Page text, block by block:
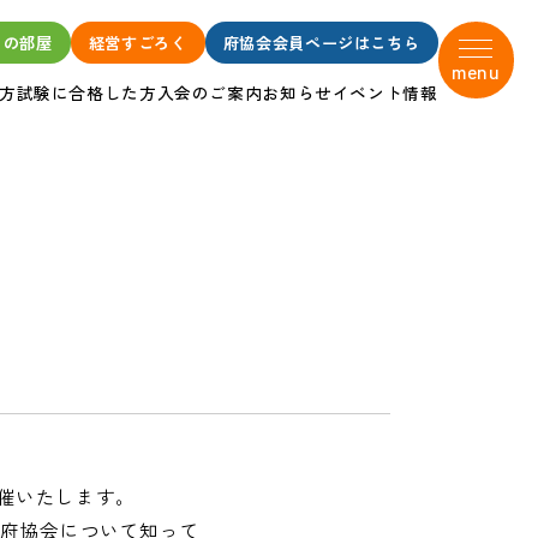
部屋 経営すごろく 府協会会員ページはこちら
試験に合格した方入会のご案内お知らせイベント情報
menu
たします。
協会について知って